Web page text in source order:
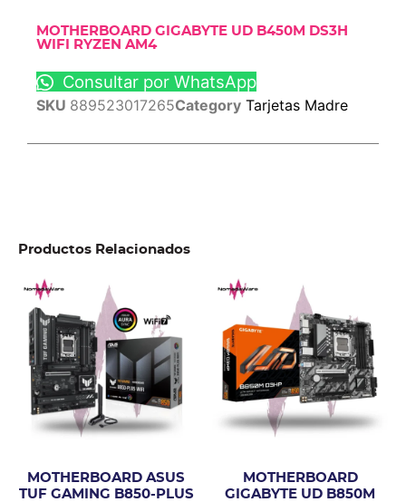
MOTHERBOARD GIGABYTE UD B450M DS3H
WIFI RYZEN AM4
Consultar por WhatsApp
SKU 889523017265Category Tarjetas Madre
Productos Relacionados
MOTHERBOARD ASUS
TUF GAMING B850-PLUS
MOTHERBOARD
GIGABYTE UD B850M